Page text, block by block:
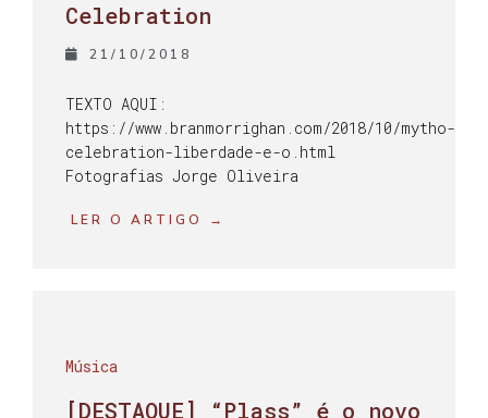
Celebration
21/10/2018
TEXTO AQUI:
https://www.branmorrighan.com/2018/10/mytho-
celebration-liberdade-e-o.html
Fotografias Jorge Oliveira
LER O ARTIGO →
Música
[DESTAQUE] “Plass” é o novo